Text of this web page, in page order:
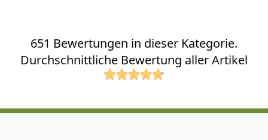
651 Bewertungen in dieser Kategorie.
Durchschnittliche Bewertung aller Artikel